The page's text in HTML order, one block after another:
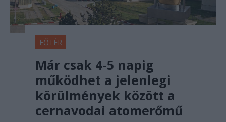
FŐTÉR
Már csak 4-5 napig
működhet a jelenlegi
körülmények között a
cernavodai atomerőmű